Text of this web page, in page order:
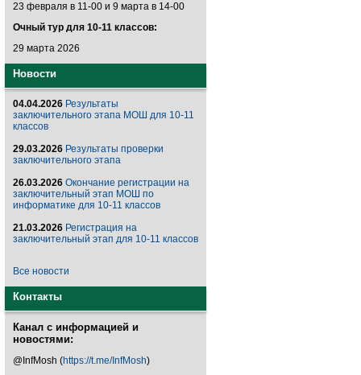
23 февраля в 11-00 и 9 марта в 14-00
Очный тур для 10-11 классов:
29 марта 2026
Новости
04.04.2026 Результаты
заключительного этапа МОШ для 10-11
классов
29.03.2026 Результаты проверки
заключительного этапа
26.03.2026 Окончание регистрации на
заключительный этап МОШ по
информатике для 10-11 классов
21.03.2026 Регистрация на
заключительный этап для 10-11 классов
Все новости
Контакты
Канал с информацией и
новостями:
@InfMosh (https://t.me/InfMosh)